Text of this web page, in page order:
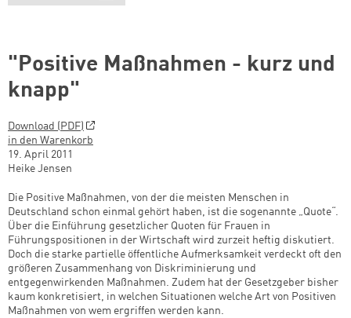
"Positive Maßnahmen - kurz und
knapp"
Download (PDF)
in den Warenkorb
19. April 2011
Heike Jensen
Die Positive Maßnahmen, von der die meisten Menschen in
Deutschland schon einmal gehört haben, ist die sogenannte „Quote“.
Über die Einführung gesetzlicher Quoten für Frauen in
Führungspositionen in der Wirtschaft wird zurzeit heftig diskutiert.
Doch die starke partielle öffentliche Aufmerksamkeit verdeckt oft den
größeren Zusammenhang von Diskriminierung und
entgegenwirkenden Maßnahmen. Zudem hat der Gesetzgeber bisher
kaum konkretisiert, in welchen Situationen welche Art von Positiven
Maßnahmen von wem ergriffen werden kann.